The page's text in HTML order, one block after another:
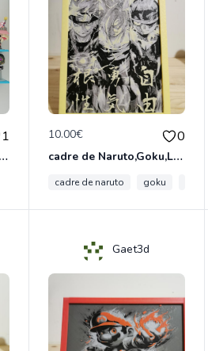
1
Supports de POP sur Mesure
10.00€ 0
cadre de Naruto,Goku,Luffy
cadre de naruto goku
Gaet3d